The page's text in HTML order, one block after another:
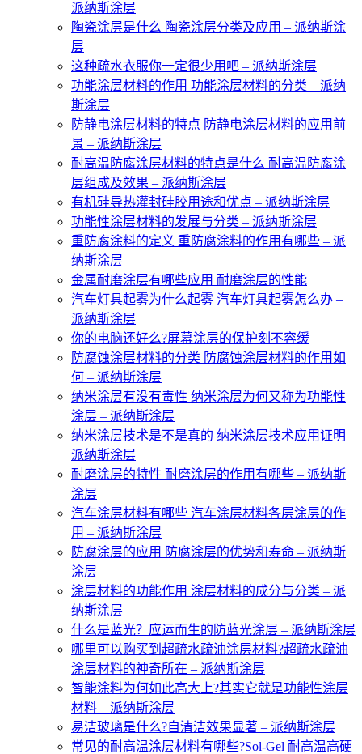
派纳斯涂层
陶瓷涂层是什么 陶瓷涂层分类及应用 – 派纳斯涂
层
这种疏水衣服你一定很少用吧 – 派纳斯涂层
功能涂层材料的作用 功能涂层材料的分类 – 派纳
斯涂层
防静电涂层材料的特点 防静电涂层材料的应用前
景 – 派纳斯涂层
耐高温防腐涂层材料的特点是什么 耐高温防腐涂
层组成及效果 – 派纳斯涂层
有机硅导热灌封硅胶用途和优点 – 派纳斯涂层
功能性涂层材料的发展与分类 – 派纳斯涂层
重防腐涂料的定义 重防腐涂料的作用有哪些 – 派
纳斯涂层
金属耐磨涂层有哪些应用 耐磨涂层的性能
汽车灯具起雾为什么起雾 汽车灯具起雾怎么办 –
派纳斯涂层
你的电脑还好么?屏幕涂层的保护刻不容缓
防腐蚀涂层材料的分类 防腐蚀涂层材料的作用如
何 – 派纳斯涂层
纳米涂层有没有毒性 纳米涂层为何又称为功能性
涂层 – 派纳斯涂层
纳米涂层技术是不是真的 纳米涂层技术应用证明 –
派纳斯涂层
耐磨涂层的特性 耐磨涂层的作用有哪些 – 派纳斯
涂层
汽车涂层材料有哪些 汽车涂层材料各层涂层的作
用 – 派纳斯涂层
防腐涂层的应用 防腐涂层的优势和寿命 – 派纳斯
涂层
涂层材料的功能作用 涂层材料的成分与分类 – 派
纳斯涂层
什么是蓝光？应运而生的防蓝光涂层 – 派纳斯涂层
哪里可以购买到超疏水疏油涂层材料?超疏水疏油
涂层材料的神奇所在 – 派纳斯涂层
智能涂料为何如此高大上?其实它就是功能性涂层
材料 – 派纳斯涂层
易洁玻璃是什么?自清洁效果显著 – 派纳斯涂层
常见的耐高温涂层材料有哪些?Sol-Gel 耐高温高硬